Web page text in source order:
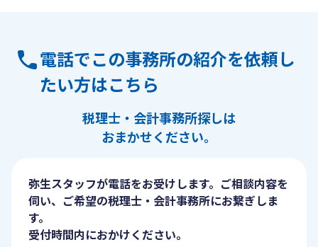
電話でこの事務所の紹介を依頼し
たい方はこちら
税理士・会計事務所探しは
おまかせください。
弥生スタッフが電話をお受けします。ご相談内容を
伺い、ご希望の税理士・会計事務所にお繋ぎしま
す。
受付時間内におかけください。